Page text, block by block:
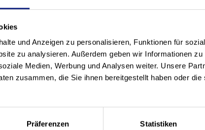
und Anzeigen zu personalisieren, Funktionen für
zu analysieren. Außerdem geben wir Informationen
Medien, Werbung und Analysen weiter. Unsere
zusammen, die Sie ihnen bereitgestellt haben oder
Präferenzen Statistiken